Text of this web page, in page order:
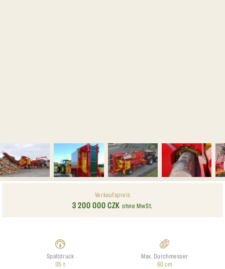
Verkaufspreis
3 200 000 CZK ohne MwSt.
Spaltdruck
35 t
Max. Durchmesser
60 cm